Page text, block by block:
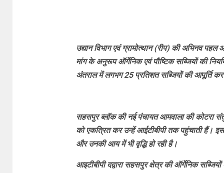
उद्यान विभाग एवं ग्रामोत्थान (रीप) की अभिनव
मांग के अनुरूप ऑर्गेनिक एवं पौष्टिक सब्जियों की
अंतराल में लगभग 25 प्रतिशत सब्जियों की आपूर्ति कर
सहसपुर ब्लॉक की नई पंचायत आमवाला की कोटरा संतुर
को एकत्रित कर उन्हें आईटीबीपी तक पहुंचाती हैं।
और उनकी आय में भी वृद्धि हो रही है।
आइटीबीपी दद्वारा सहसपुर क्षेत्र की ऑर्गेनिक